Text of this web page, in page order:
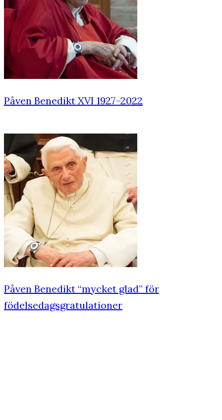
Påven Benedikt XVI 1927–2022
Påven Benedikt “mycket glad” för
födelsedagsgratulationer